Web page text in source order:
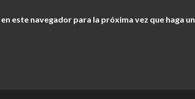
este navegador para la próxima vez que haga un